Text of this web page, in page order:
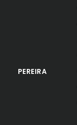
PEREIRA